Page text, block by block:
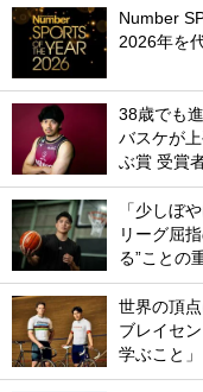
Number
2026年を
38歳でも
バスケが
ぶ賞 受賞
「少しぼ
リーグ屈
る”ことの
世界の頂
ブレイセ
学ぶこと